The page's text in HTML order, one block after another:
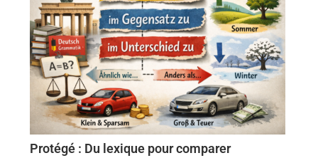
Protégé : Du lexique pour comparer